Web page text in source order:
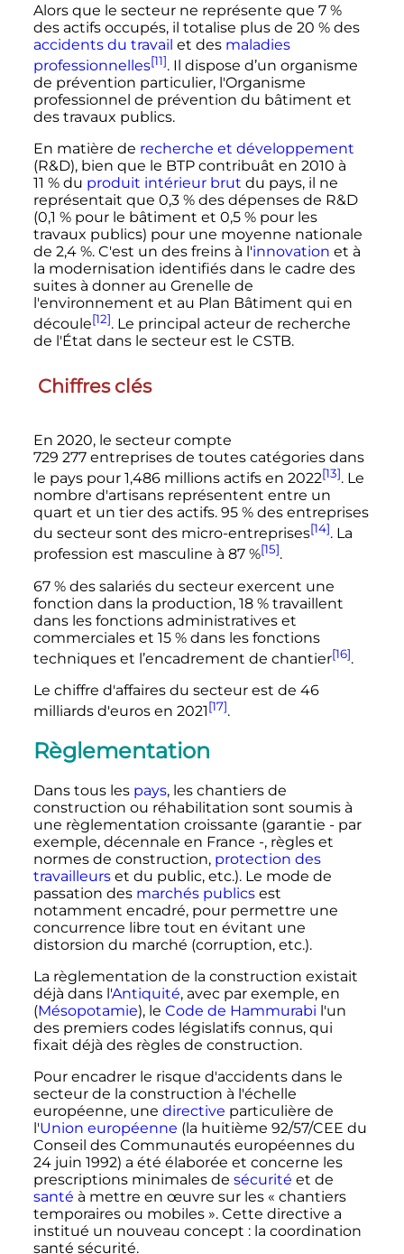
Alors que le secteur ne représente que 7 %
des actifs occupés, il totalise plus de 20 % des
accidents du travail et des maladies
professionnelles[11]. Il dispose d’un organisme
de prévention particulier, l'Organisme
professionnel de prévention du bâtiment et
des travaux publics.
En matière de recherche et développement
(R&D), bien que le BTP contribuât en 2010 à
11 % du produit intérieur brut du pays, il ne
représentait que 0,3 % des dépenses de R&D
(0,1 % pour le bâtiment et 0,5 % pour les
travaux publics) pour une moyenne nationale
de 2,4 %. C'est un des freins à l'innovation et à
la modernisation identifiés dans le cadre des
suites à donner au Grenelle de
l'environnement et au Plan Bâtiment qui en
découle[12]. Le principal acteur de recherche
de l'État dans le secteur est le CSTB.
Chiffres clés
En 2020, le secteur compte
729 277 entreprisesde toutes catégories dans
le pays pour 1,486 millions actifs en 2022[13]. Le
nombre d'artisans représentent entre un
quart et un tier des actifs. 95 % des entreprises
du secteur sont des micro-entreprises[14]. La
profession est masculine à 87 %[15].
67 % des salariés du secteur exercent une
fonction dans la production, 18 % travaillent
dans les fonctions administratives et
commerciales et 15 % dans les fonctions
techniques et l’encadrement de chantier[16].
Le chiffre d'affaires du secteur est de 46
milliardsd'euros en 2021[17].
Règlementation
Dans tous les pays, les chantiers de
construction ou réhabilitation sont soumis à
une règlementation croissante (garantie - par
exemple, décennale en France -, règles et
normes de construction, protection des
travailleurset du public, etc.). Le mode de
passation des marchés publicsest
notamment encadré, pour permettre une
concurrence libre tout en évitant une
distorsion du marché (corruption, etc.).
La règlementation de la construction existait
déjà dans l'Antiquité, avec par exemple, en
(Mésopotamie), le Code de Hammurabi l'un
des premiers codes législatifs connus, qui
fixait déjà des règles de construction.
Pour encadrer le risque d'accidents dans le
secteur de la construction à l'échelle
européenne, une directive particulière de
l'Union européenne (la huitième 92/57/CEE du
Conseil des Communautés européennes du
24 juin 1992) a été élaborée et concerne les
prescriptions minimales de sécurité et de
santé à mettre en œuvre sur les « chantiers
temporaires ou mobiles ». Cette directive a
institué un nouveau concept : la coordination
santé sécurité.